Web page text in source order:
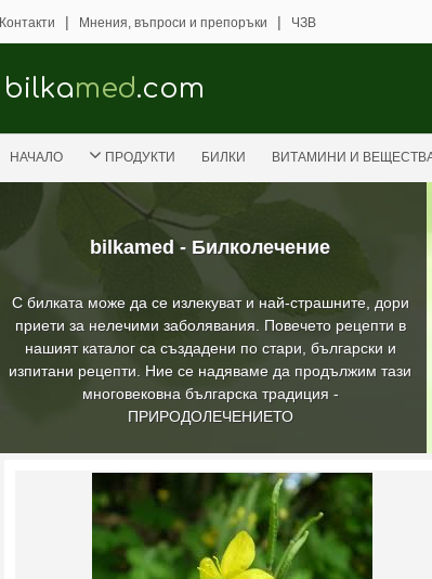
bilkamed - Билколечение
С билката може да се излекуват и най-страшните, дори
приети за нелечими заболявания. Повечето рецепти в
нашият каталог са създадени по стари, български и
изпитани рецепти. Ние се надяваме да продължим тази
многовековна българска традиция -
ПРИРОДОЛЕЧЕНИЕТО
Контакти | Мнения, въпроси и препоръки | ЧЗВ
bilkamed.com
НАЧАЛО ПРОДУКТИ БИЛКИ ВИТАМИНИ И